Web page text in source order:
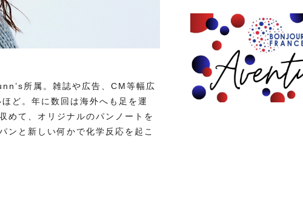
所属。雑誌や広告、CM等幅広
ど。年に数回は海外へも⾜を運
めて、オリジナルのパンノートを
ンと新しい何かで化学反応を起こ